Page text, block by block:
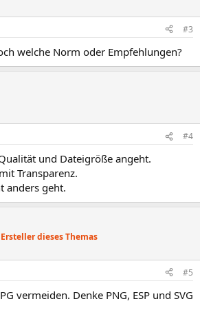
#3
welche Norm oder Empfehlungen?
#4
und Dateigröße angeht.
Transparenz.
anders geht.
Ersteller dieses Themas
#5
vermeiden. Denke PNG, ESP und SVG